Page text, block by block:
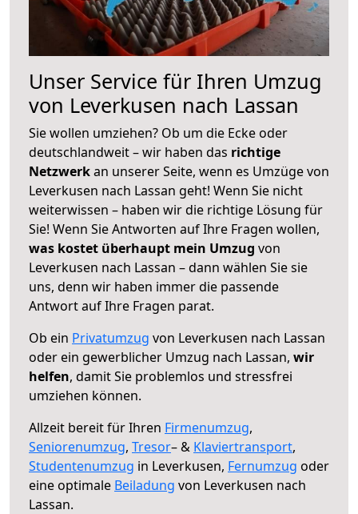
Unser Service für Ihren Umzug
von Leverkusen nach Lassan
Sie wollen umziehen? Ob um die Ecke oder
deutschlandweit – wir haben das richtige
Netzwerkan unserer Seite, wenn es Umzüge von
Leverkusen nach Lassan geht! Wenn Sie nicht
weiterwissen – haben wir die richtige Lösung für
Sie! Wenn Sie Antworten auf Ihre Fragen wollen,
was kostet überhaupt mein Umzug von
Leverkusen nach Lassan – dann wählen Sie sie
uns, denn wir haben immer die passende
Antwort auf Ihre Fragen parat.
Ob ein Privatumzug von Leverkusen nach Lassan
oder ein gewerblicher Umzug nach Lassan, wir
helfen, damit Sie problemlos und stressfrei
umziehen können.
Allzeit bereit für Ihren Firmenumzug,
Seniorenumzug, Tresor– & Klaviertransport,
Studentenumzug in Leverkusen, Fernumzug oder
eine optimale Beiladung von Leverkusen nach
Lassan.